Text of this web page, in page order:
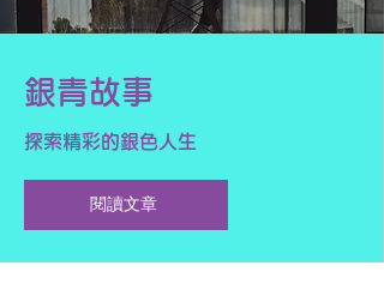
銀青故事
探索精彩的銀色人生
閱讀文章